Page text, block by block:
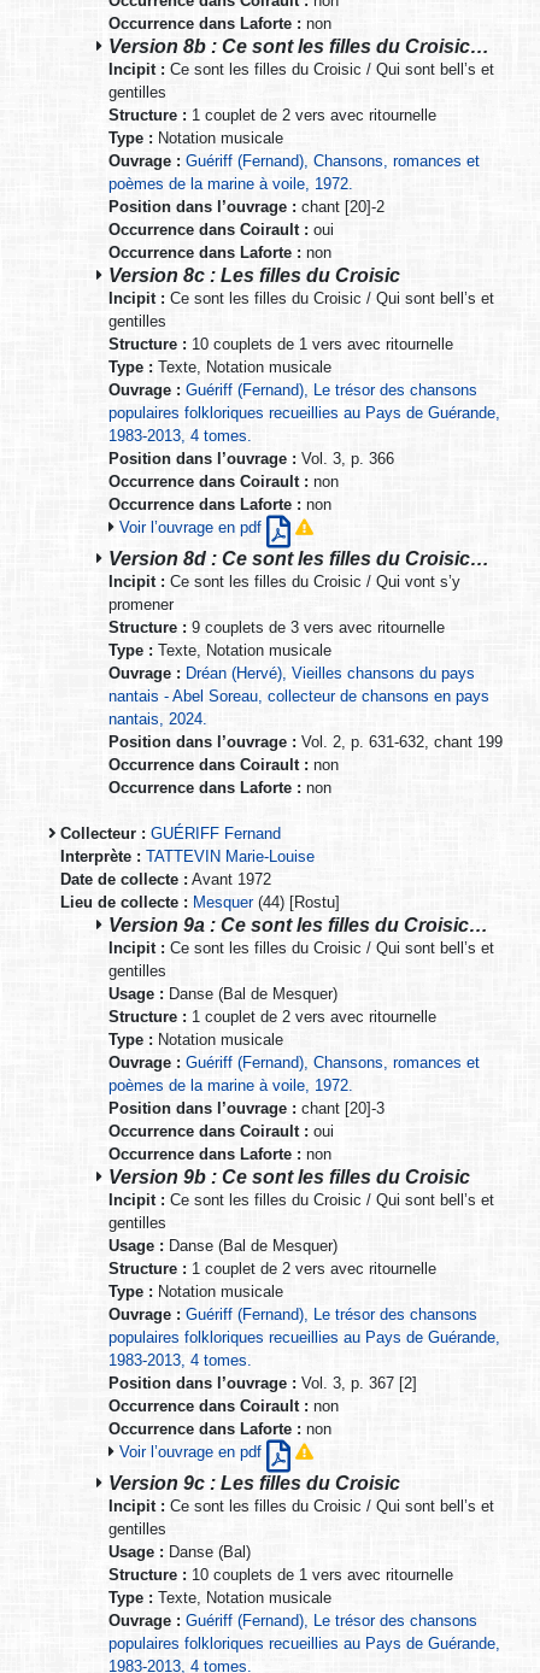
Occurrence dans Laforte : non
Version 8b : Ce sont les filles du Croisic…
Incipit : Ce sont les filles du Croisic / Qui sont bell’s et
gentilles
Structure : 1 couplet de 2 vers avec ritournelle
Type : Notation musicale
Ouvrage : Guériff (Fernand), Chansons, romances et
poèmes de la marine à voile, 1972.
Position dans l’ouvrage : chant [20]-2
Occurrence dans Coirault : oui
Occurrence dans Laforte : non
Version 8c : Les filles du Croisic
Incipit : Ce sont les filles du Croisic / Qui sont bell’s et
gentilles
Structure : 10 couplets de 1 vers avec ritournelle
Type : Texte, Notation musicale
Ouvrage : Guériff (Fernand), Le trésor des chansons
populaires folkloriques recueillies au Pays de Guérande,
1983-2013, 4 tomes.
Position dans l’ouvrage : Vol. 3, p. 366
Occurrence dans Coirault : non
Occurrence dans Laforte : non
Voir l’ouvrage en pdf
Version 8d : Ce sont les filles du Croisic…
Incipit : Ce sont les filles du Croisic / Qui vont s’y
promener
Structure : 9 couplets de 3 vers avec ritournelle
Type : Texte, Notation musicale
Ouvrage : Dréan (Hervé), Vieilles chansons du pays
nantais - Abel Soreau, collecteur de chansons en pays
nantais, 2024.
Position dans l’ouvrage : Vol. 2, p. 631-632, chant 199
Occurrence dans Coirault : non
Occurrence dans Laforte : non
Collecteur : GUÉRIFF Fernand
Interprète : TATTEVIN Marie-Louise
Date de collecte : Avant 1972
Lieu de collecte : Mesquer(44) [Rostu]
Version 9a : Ce sont les filles du Croisic…
Incipit : Ce sont les filles du Croisic / Qui sont bell’s et
gentilles
Usage : Danse (Bal de Mesquer)
Structure : 1 couplet de 2 vers avec ritournelle
Type : Notation musicale
Ouvrage : Guériff (Fernand), Chansons, romances et
poèmes de la marine à voile, 1972.
Position dans l’ouvrage : chant [20]-3
Occurrence dans Coirault : oui
Occurrence dans Laforte : non
Version 9b : Ce sont les filles du Croisic
Incipit : Ce sont les filles du Croisic / Qui sont bell’s et
gentilles
Usage : Danse (Bal de Mesquer)
Structure : 1 couplet de 2 vers avec ritournelle
Type : Notation musicale
Ouvrage : Guériff (Fernand), Le trésor des chansons
populaires folkloriques recueillies au Pays de Guérande,
1983-2013, 4 tomes.
Position dans l’ouvrage : Vol. 3, p. 367 [2]
Occurrence dans Coirault : non
Occurrence dans Laforte : non
Voir l’ouvrage en pdf
Version 9c : Les filles du Croisic
Incipit : Ce sont les filles du Croisic / Qui sont bell’s et
gentilles
Usage : Danse (Bal)
Structure : 10 couplets de 1 vers avec ritournelle
Type : Texte, Notation musicale
Ouvrage : Guériff (Fernand), Le trésor des chansons
populaires folkloriques recueillies au Pays de Guérande,
1983-2013, 4 tomes.